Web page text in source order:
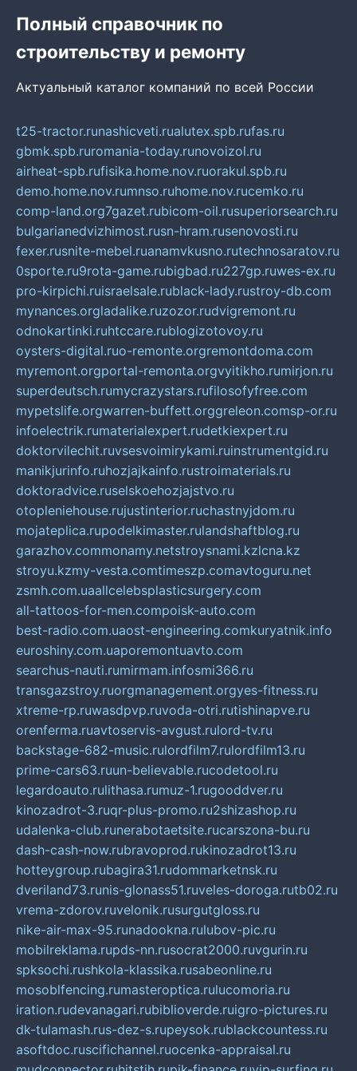
Полный справочник по
строительству и ремонту
Актуальный каталог компаний по всей России
t25-tractor.runashicveti.rualutex.spb.rufas.ru
gbmk.spb.ruromania-today.runovoizol.ru
airheat-spb.rufisika.home.nov.ruorakul.spb.ru
demo.home.nov.rumnso.ruhome.nov.rucemko.ru
comp-land.org7gazet.rubicom-oil.rusuperiorsearch.ru
bulgarianedvizhimost.rusn-hram.rusenovosti.ru
fexer.rusnite-mebel.ruanamvkusno.rutechnosaratov.ru
0sporte.ru9rota-game.rubigbad.ru227gp.ruwes-ex.ru
pro-kirpichi.ruisraelsale.rublack-lady.rustroy-db.com
mynances.orgladalike.ruzozor.rudvigremont.ru
odnokartinki.ruhtccare.rublogizotovoy.ru
oysters-digital.ruo-remonte.orgremontdoma.com
myremont.orgportal-remonta.orgvyitikho.rumirjon.ru
superdeutsch.rumycrazystars.rufilosofyfree.com
mypetslife.orgwarren-buffett.orggreleon.comsp-or.ru
infoelectrik.rumaterialexpert.rudetkiexpert.ru
doktorvilechit.ruvsesvoimirykami.ruinstrumentgid.ru
manikjurinfo.ruhozjajkainfo.rustroimaterials.ru
doktoradvice.ruselskoehozjajstvo.ru
otopleniehouse.rujustinterior.ruchastnyjdom.ru
mojateplica.rupodelkimaster.rulandshaftblog.ru
garazhov.commonamy.netstroysnami.kzlcna.kz
stroyu.kzmy-vesta.comtimeszp.comavtoguru.net
zsmh.com.uaallcelebsplasticsurgery.com
all-tattoos-for-men.compoisk-auto.com
best-radio.com.uaost-engineering.comkuryatnik.info
euroshiny.com.uaporemontuavto.com
searchus-nauti.rumirmam.infosmi366.ru
transgazstroy.ruorgmanagement.orgyes-fitness.ru
xtreme-rp.ruwasdpvp.ruvoda-otri.rutishinapve.ru
orenferma.ruavtoservis-avgust.rulord-tv.ru
backstage-682-music.rulordfilm7.rulordfilm13.ru
prime-cars63.ruun-believable.rucodetool.ru
legardoauto.rulithasa.rumuz-1.rugooddver.ru
kinozadrot-3.ruqr-plus-promo.ru2shizashop.ru
udalenka-club.runerabotaetsite.rucarszona-bu.ru
dash-cash-now.rubravoprod.rukinozadrot13.ru
hotteygroup.rubagira31.rudommarketnsk.ru
dveriland73.runis-glonass51.ruveles-doroga.rutb02.ru
vrema-zdorov.ruvelonik.rusurgutgloss.ru
nike-air-max-95.runadookna.rulubov-pic.ru
mobilreklama.rupds-nn.rusocrat2000.ruvgurin.ru
spksochi.rushkola-klassika.rusabeonline.ru
mosoblfencing.rumasteroptica.rulucomoria.ru
iration.rudevanagari.rubiblioverde.ruigro-pictures.ru
dk-tulamash.rus-dez-s.rupeysok.rublackcountess.ru
asoftdoc.ruscifichannel.ruocenka-appraisal.ru